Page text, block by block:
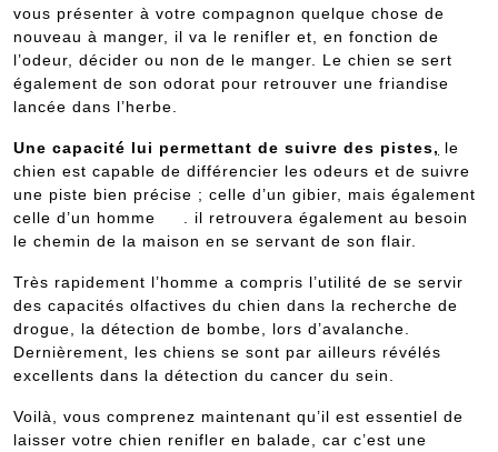
vous présenter à votre compagnon quelque chose de
nouveau à manger, il va le renifler et, en fonction de
l’odeur, décider ou non de le manger. Le chien se sert
également de son odorat pour retrouver une friandise
lancée dans l’herbe.
Une capacité lui permettant de suivre des pistes, le
chien est capable de différencier les odeurs et de suivre
une piste bien précise ; celle d’un gibier, mais également
celle d’un homme . il retrouvera également au besoin
le chemin de la maison en se servant de son flair.
Très rapidement l’homme a compris l’utilité de se servir
des capacités olfactives du chien dans la recherche de
drogue, la détection de bombe, lors d’avalanche.
Dernièrement, les chiens se sont par ailleurs révélés
excellents dans la détection du cancer du sein.
Voilà, vous comprenez maintenant qu’il est essentiel de
laisser votre chien renifler en balade, car c’est une